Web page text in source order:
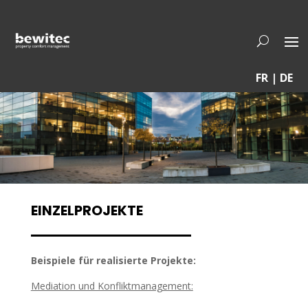
FR | DE
EINZELPROJEKTE
Beispiele für realisierte Projekte:
Mediation und Konfliktmanagement: